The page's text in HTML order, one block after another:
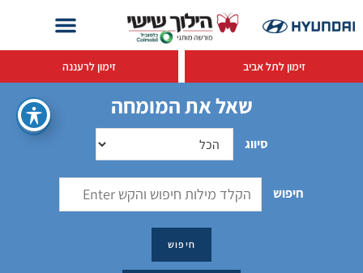
זימון לתל אביב זימון לרעננה
שאל את המומחה
סיווג
חיפוש